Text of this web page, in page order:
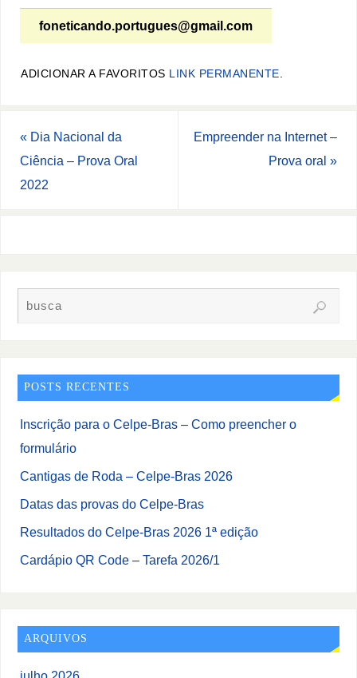
foneticando.portugues@gmail.com
ADICIONAR A FAVORITOS LINK PERMANENTE.
« Dia Nacional da
Ciência – Prova Oral
2022
Empreender na Internet –
Prova oral »
POSTS RECENTES
Inscrição para o Celpe-Bras – Como preencher o
formulário
Cantigas de Roda – Celpe-Bras 2026
Datas das provas do Celpe-Bras
Resultados do Celpe-Bras 2026 1ª edição
Cardápio QR Code – Tarefa 2026/1
ARQUIVOS